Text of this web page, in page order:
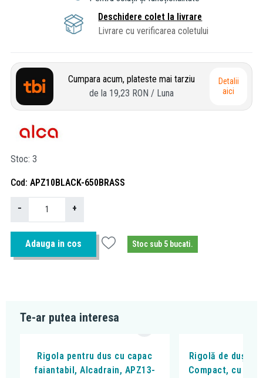
Deschidere colet la livrare
Livrare cu verificarea coletului
Cumpara acum, plateste mai tarziu
de la 19,23 RON / Luna
Detalii
aici
Stoc 3
Cod APZ10BLACK-650BRASS
− +
Adauga in cos Stoc sub 5 bucati.
Te-ar putea interesa
Rigola pentru dus cu capac
faiantabil, Alcadrain, APZ13-
Rigolă de duș,
Compact, cu